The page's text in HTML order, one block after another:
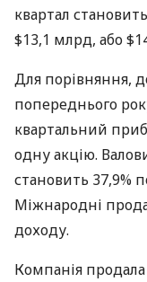
квартал
$13,1 млрд, або
Для порівняння,
попереднього
квартальний
одну акцію.
становить 37,9%
Міжнародні
доходу.
Компанія